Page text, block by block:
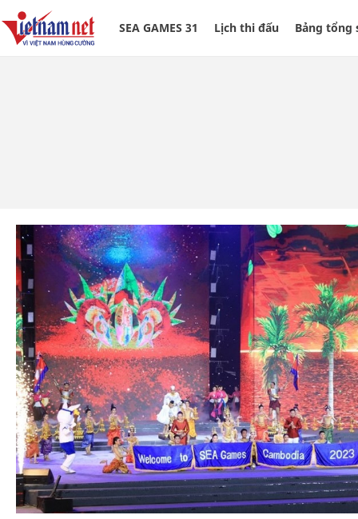
SEA GAMES 31 Lịch thi đấu Bảng tổng